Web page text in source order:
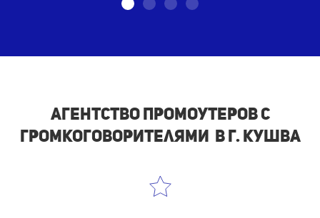
Агентство промоутеров с
громкоговорителями в г. Кушва